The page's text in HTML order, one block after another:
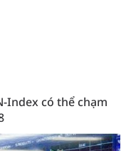
Index có thể chạm